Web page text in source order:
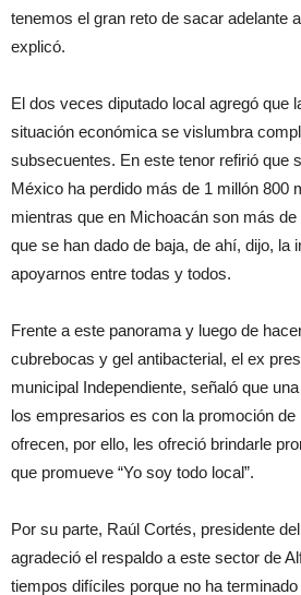
tenemos el gran reto de sacar adelante
explicó.
El dos veces diputado local agregó que
situación económica se vislumbra
subsecuentes. En este tenor refirió que
México ha perdido más de 1 millón 800
mientras que en Michoacán son más
que se han dado de baja, de ahí, dijo, la
apoyarnos entre todas y todos.
Frente a este panorama y luego de
cubrebocas y gel antibacterial, el ex
municipal Independiente, señaló que
los empresarios es con la promoción
ofrecen, por ello, les ofreció brindarle
que promueve “Yo soy todo local”.
Por su parte, Raúl Cortés, presidente
agradeció el respaldo a este sector de
tiempos difíciles porque no ha